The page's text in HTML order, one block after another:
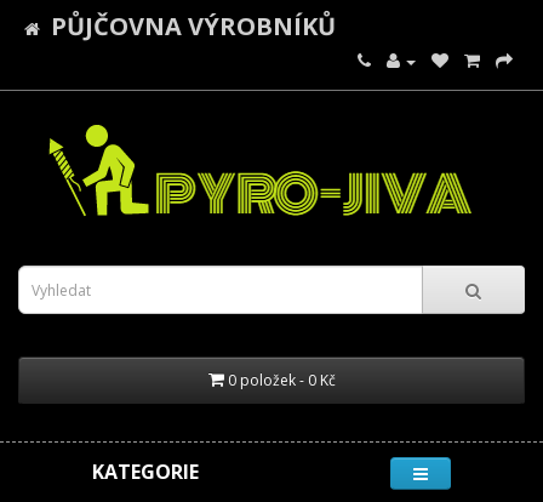
PŮJČOVNA VÝROBNÍKŮ
0 položek - 0 Kč
KATEGORIE